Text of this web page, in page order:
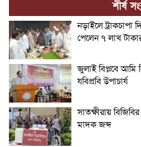
শীর্ষ
নড়াইলে ট্রাকচাপা
পেলেন ৭ লাখ
জুলাই বিপ্লবে আমি
যবিপ্রবি উপাচার্য
সাতক্ষীরায়
মাদক জব্দ